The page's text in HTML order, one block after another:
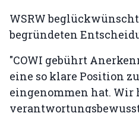
WSRW
begründeten
"COWI gebührt
eine so klare Position
eingenommen hat. Wir